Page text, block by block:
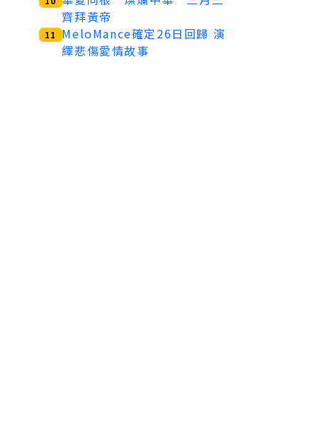
齊拜黃帝
11
MeloMance確定26日回歸 演
繹悲傷愛情故事